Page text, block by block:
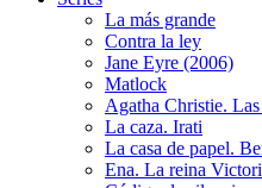
La más grande
Contra la ley
Jane Eyre (2006)
Matlock
Agatha Christie.
La caza. Irati
La casa de papel.
Ena. La reina